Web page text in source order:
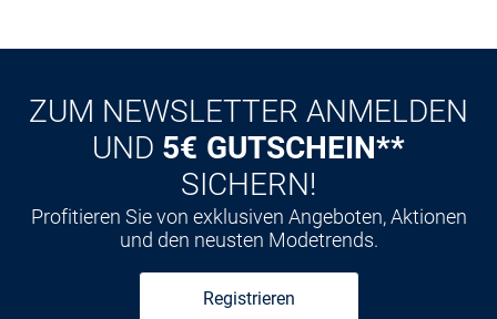
ZUM NEWSLETTER ANMELDEN
UND 5€ GUTSCHEIN**
SICHERN!
Profitieren Sie von exklusiven Angeboten, Aktionen
und den neusten Modetrends.
Registrieren